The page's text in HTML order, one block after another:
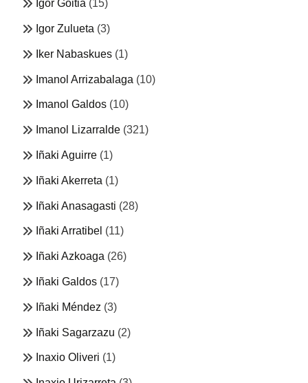
Igor Goitia (15)
Igor Zulueta (3)
Iker Nabaskues (1)
Imanol Arrizabalaga (10)
Imanol Galdos (10)
Imanol Lizarralde (321)
Iñaki Aguirre (1)
Iñaki Akerreta (1)
Iñaki Anasagasti (28)
Iñaki Arratibel (11)
Iñaki Azkoaga (26)
Iñaki Galdos (17)
Iñaki Méndez (3)
Iñaki Sagarzazu (2)
Inaxio Oliveri (1)